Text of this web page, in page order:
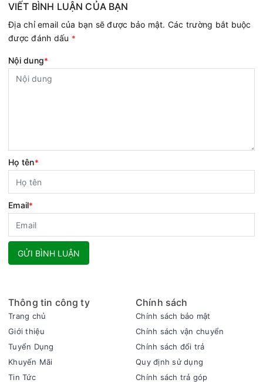
VIẾT BÌNH LUẬN CỦA BẠN
Địa chỉ email của bạn sẽ được bảo mật. Các trường bắt buộc
được đánh dấu *
Nội dung*
Họ tên*
Email*
GỬI BÌNH LUẬN
Thông tin công ty
Trang chủ
Giới thiệu
Tuyển Dụng
Khuyến Mãi
Tin Tức
Chính sách
Chính sách bảo mật
Chính sách vận chuyển
Chính sách đổi trả
Quy định sử dụng
Chính sách trả góp